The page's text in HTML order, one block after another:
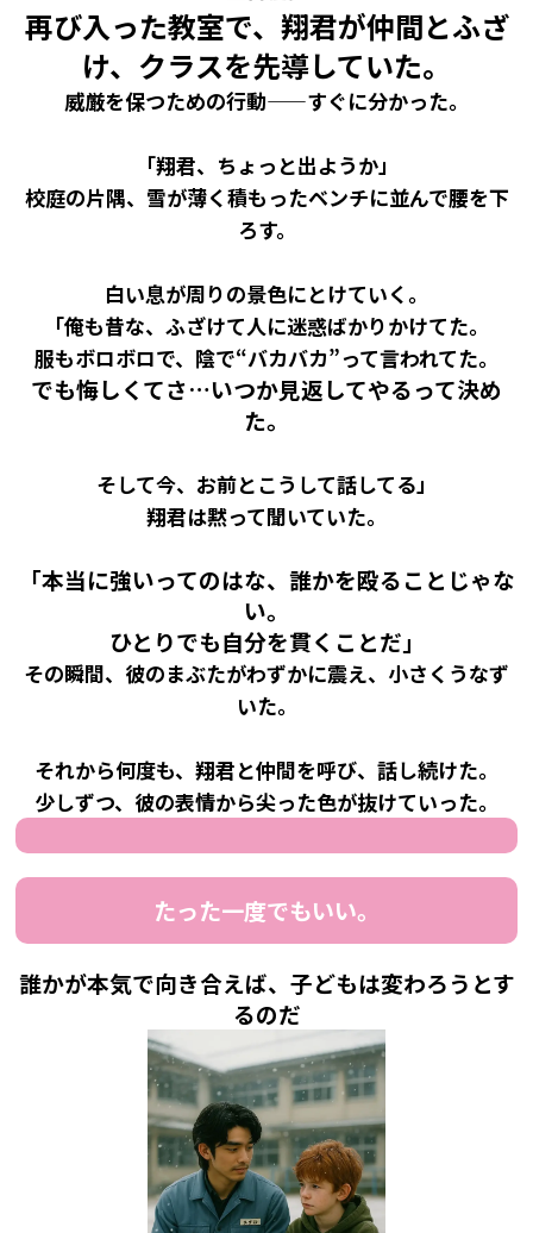
再び入った教室で、翔君が仲間とふざ
け、クラスを先導していた。
威厳を保つための行動——すぐに分かった。
「翔君、ちょっと出ようか」
校庭の片隅、雪が薄く積もったベンチに並んで腰を下
ろす。
白い息が周りの景色にとけていく。
「俺も昔な、ふざけて人に迷惑ばかりかけてた。
服もボロボロで、陰で“バカバカ”って言われてた。
でも悔しくてさ…いつか見返してやるって決め
た。
そして今、お前とこうして話してる」
翔君は黙って聞いていた。
「本当に強いってのはな、誰かを殴ることじゃな
い。
ひとりでも自分を貫くことだ」
その瞬間、彼のまぶたがわずかに震え、小さくうなず
いた。
それから何度も、翔君と仲間を呼び、話し続けた。
少しずつ、彼の表情から尖った色が抜けていった。
たった一度でもいい。
誰かが本気で向き合えば、子どもは変わろうとす
るのだ